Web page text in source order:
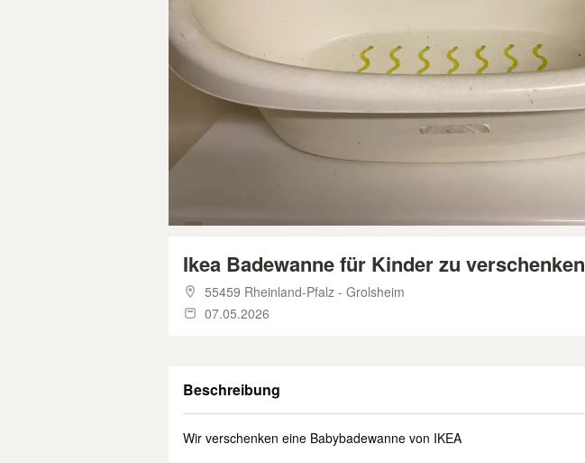
Ikea Badewanne für Kinder zu verschenken
55459 Rheinland-Pfalz - Grolsheim
07.05.2026
Beschreibung
Wir verschenken eine Babybadewanne von IKEA